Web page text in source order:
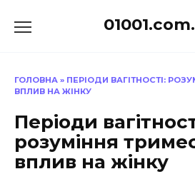
до
ГОЛОВНА » ПЕРІОДИ ВАГІТНОСТІ:
ВПЛИВ НА ЖІНКУ
Періоди
розуміння
вплив на жінку